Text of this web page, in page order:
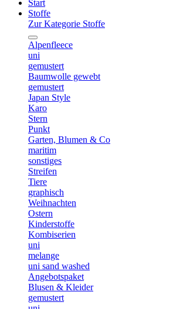
Start
Stoffe
Zur Kategorie Stoffe
Alpenfleece
uni
gemustert
Baumwolle gewebt
gemustert
Japan Style
Karo
Stern
Punkt
Garten, Blumen & Co
maritim
sonstiges
Streifen
Tiere
graphisch
Weihnachten
Ostern
Kinderstoffe
Kombiserien
uni
melange
uni sand washed
Angebotspaket
Blusen & Kleider
gemustert